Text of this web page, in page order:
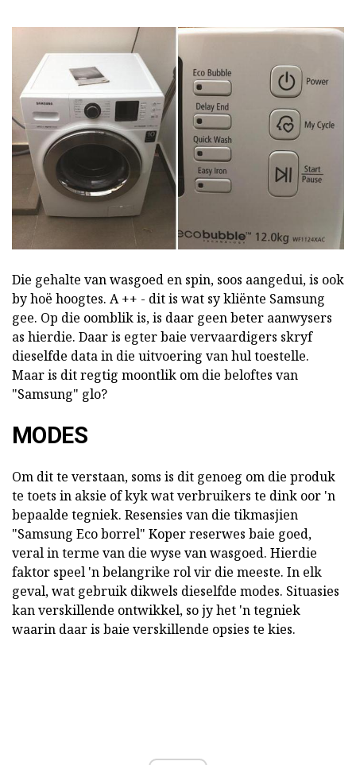
Die gehalte van wasgoed en spin, soos aangedui, is ook
by hoë hoogtes. A ++ - dit is wat sy kliënte Samsung
gee. Op die oomblik is, is daar geen beter aanwysers
as hierdie. Daar is egter baie vervaardigers skryf
dieselfde data in die uitvoering van hul toestelle.
Maar is dit regtig moontlik om die beloftes van
"Samsung" glo?
MODES
Om dit te verstaan, soms is dit genoeg om die produk
te toets in aksie of kyk wat verbruikers te dink oor 'n
bepaalde tegniek. Resensies van die tikmasjien
"Samsung Eco borrel" Koper reserwes baie goed,
veral in terme van die wyse van wasgoed. Hierdie
faktor speel 'n belangrike rol vir die meeste. In elk
geval, wat gebruik dikwels dieselfde modes. Situasies
kan verskillende ontwikkel, so jy het 'n tegniek
waarin daar is baie verskillende opsies te kies.